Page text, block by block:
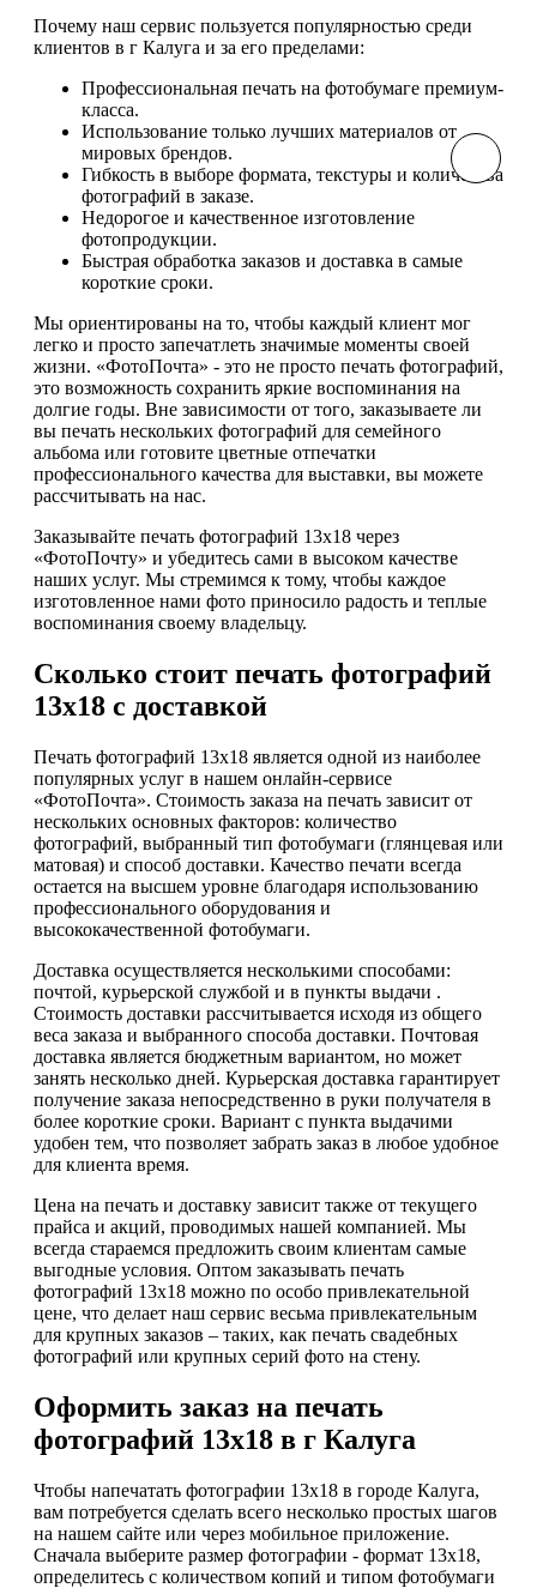
Почему наш сервис пользуется популярностью среди
клиентов в г Калуга и за его пределами:
Профессиональная печать на фотобумаге премиум-
класса.
Использование только лучших материалов от
мировых брендов.
Гибкость в выборе формата, текстуры и количества
фотографий в заказе.
Недорогое и качественное изготовление
фотопродукции.
Быстрая обработка заказов и доставка в самые
короткие сроки.
Мы ориентированы на то, чтобы каждый клиент мог
легко и просто запечатлеть значимые моменты своей
жизни. «ФотоПочта» - это не просто печать фотографий,
это возможность сохранить яркие воспоминания на
долгие годы. Вне зависимости от того, заказываете ли
вы печать нескольких фотографий для семейного
альбома или готовите цветные отпечатки
профессионального качества для выставки, вы можете
рассчитывать на нас.
Заказывайте печать фотографий 13х18 через
«ФотоПочту» и убедитесь сами в высоком качестве
наших услуг. Мы стремимся к тому, чтобы каждое
изготовленное нами фото приносило радость и теплые
воспоминания своему владельцу.
Сколько стоит печать фотографий
13х18 с доставкой
Печать фотографий 13х18 является одной из наиболее
популярных услуг в нашем онлайн-сервисе
«ФотоПочта». Стоимость заказа на печать зависит от
нескольких основных факторов: количество
фотографий, выбранный тип фотобумаги (глянцевая или
матовая) и способ доставки. Качество печати всегда
остается на высшем уровне благодаря использованию
профессионального оборудования и
высококачественной фотобумаги.
Доставка осуществляется несколькими способами:
почтой, курьерской службой и в пункты выдачи .
Стоимость доставки рассчитывается исходя из общего
веса заказа и выбранного способа доставки. Почтовая
доставка является бюджетным вариантом, но может
занять несколько дней. Курьерская доставка гарантирует
получение заказа непосредственно в руки получателя в
более короткие сроки. Вариант с пункта выдачими
удобен тем, что позволяет забрать заказ в любое удобное
для клиента время.
Цена на печать и доставку зависит также от текущего
прайса и акций, проводимых нашей компанией. Мы
всегда стараемся предложить своим клиентам самые
выгодные условия. Оптом заказывать печать
фотографий 13х18 можно по особо привлекательной
цене, что делает наш сервис весьма привлекательным
для крупных заказов – таких, как печать свадебных
фотографий или крупных серий фото на стену.
Оформить заказ на печать
фотографий 13х18 в г Калуга
Чтобы напечатать фотографии 13х18 в городе Калуга,
вам потребуется сделать всего несколько простых шагов
на нашем сайте или через мобильное приложение.
Сначала выберите размер фотографии - формат 13х18,
определитесь с количеством копий и типом фотобумаги